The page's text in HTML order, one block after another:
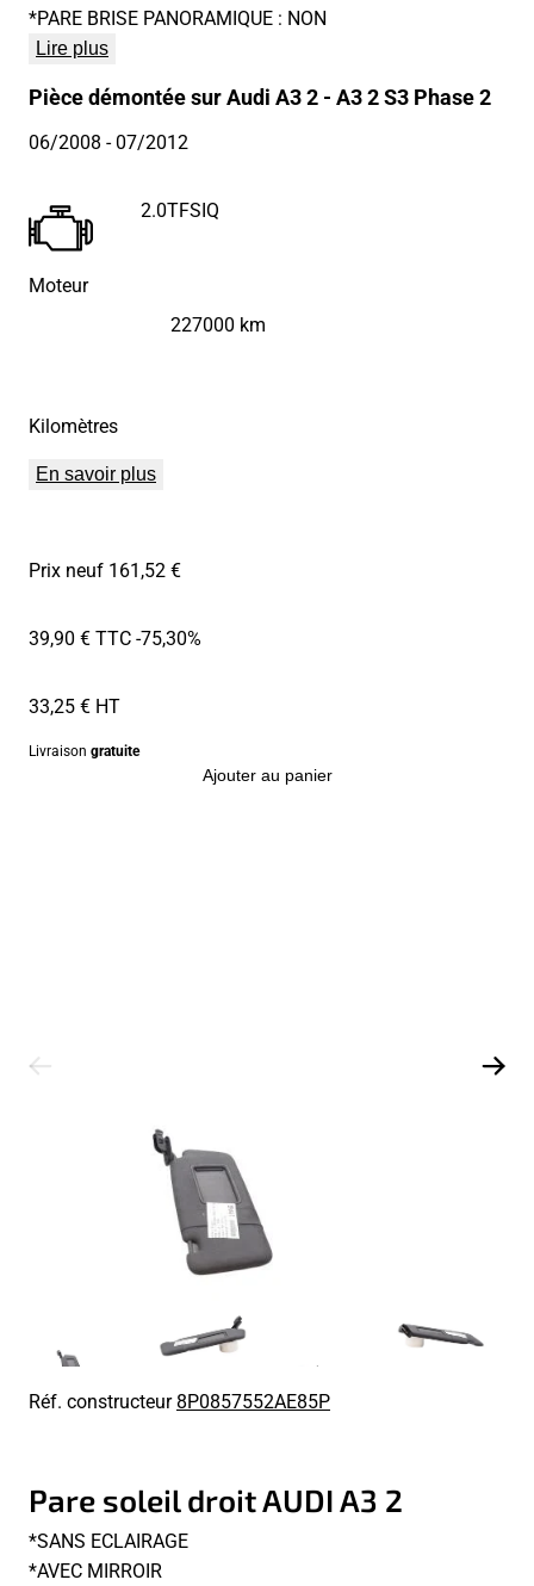
*PARE BRISE PANORAMIQUE : NON
Lire plus
Pièce démontée sur Audi A3 2 - A3 2 S3 Phase 2
06/2008- 07/2012
Moteur
2.0TFSIQ
Kilomètres
227000 km
En savoir plus
Prix neuf 161,52 €
39,90 € TTC-75,30%
33,25 € HT
Livraison gratuite
Ajouter au panier
Réf. constructeur8P0857552AE85P
Pare soleil droit AUDI A3 2
*SANS ECLAIRAGE
*AVEC MIRROIR